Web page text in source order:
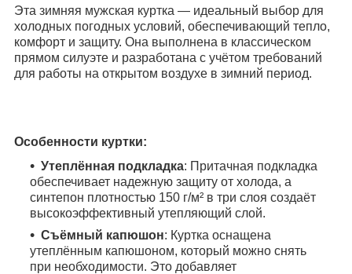
Эта зимняя мужская куртка — идеальный выбор для
холодных погодных условий, обеспечивающий тепло,
комфорт и защиту. Она выполнена в классическом
прямом силуэте и разработана с учётом требований
для работы на открытом воздухе в зимний период.
Особенности куртки:
Утеплённая подкладка: Притачная подкладка
обеспечивает надежную защиту от холода, а
синтепон плотностью 150 г/м² в три слоя создаёт
высокоэффективный утепляющий слой.
Съёмный капюшон: Куртка оснащена
утеплённым капюшоном, который можно снять
при необходимости. Это добавляет